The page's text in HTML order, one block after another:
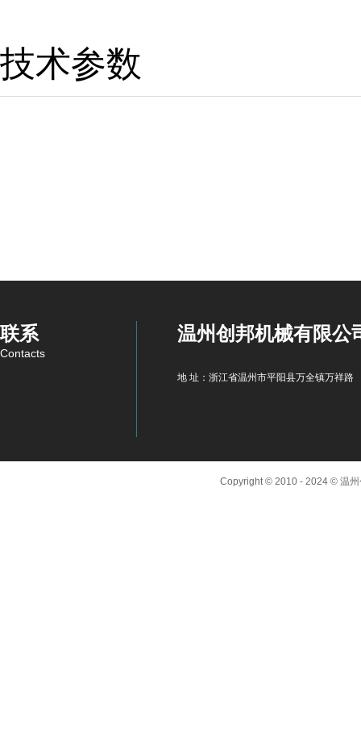
技术参数
联系
Contacts
温州创邦机械有限公
地 址：浙江省温州市平阳县万全镇万祥路
Copyright © 2010 - 2024 © 温